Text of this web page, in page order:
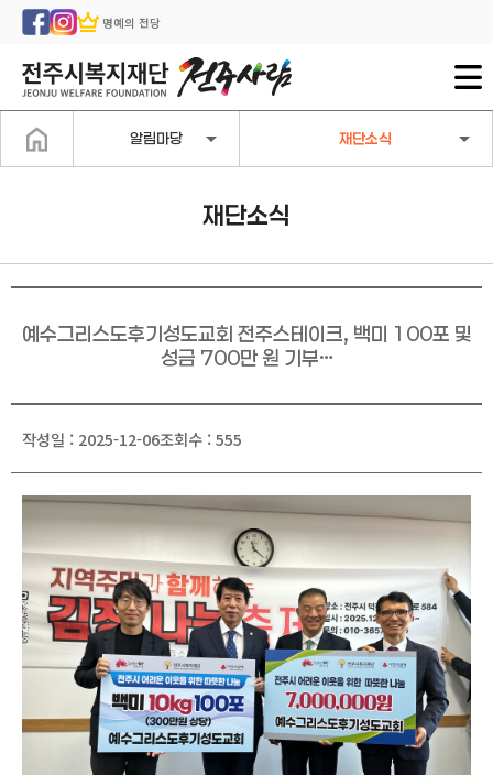
명예의 전당
알림마당 재단소식
재단소식
예수그리스도후기성도교회 전주스테이크, 백미 100포 및
성금 700만 원 기부…
작성일 : 2025-12-06조회수 : 555